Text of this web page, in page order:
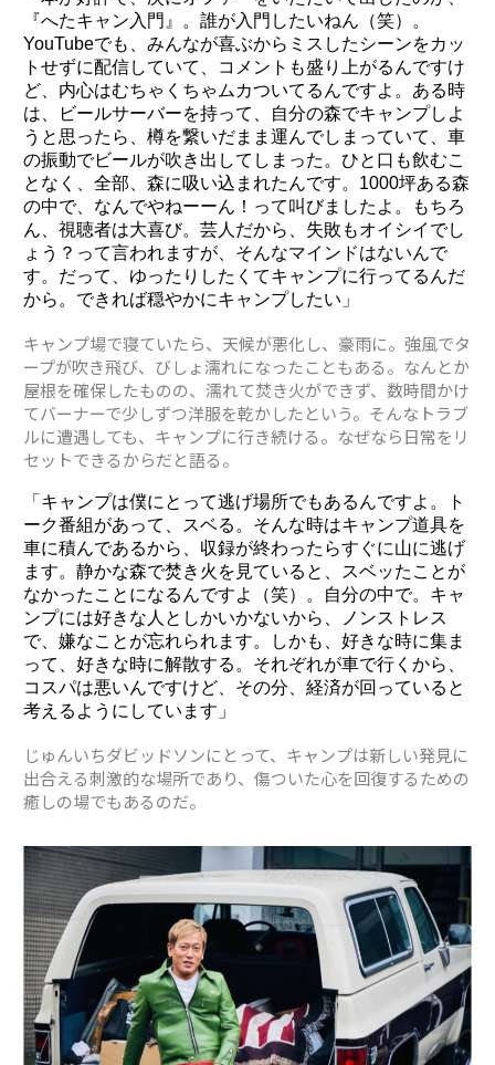
『へたキャン入門』。誰が入門したいねん（笑）。
YouTubeでも、みんなが喜ぶからミスしたシーンをカッ
トせずに配信していて、コメントも盛り上がるんですけ
ど、内心はむちゃくちゃムカついてるんですよ。ある時
は、ビールサーバーを持って、自分の森でキャンプしよ
うと思ったら、樽を繋いだまま運んでしまっていて、車
の振動でビールが吹き出してしまった。ひと口も飲むこ
となく、全部、森に吸い込まれたんです。1000坪ある森
の中で、なんでやねーーん！って叫びましたよ。もちろ
ん、視聴者は大喜び。芸人だから、失敗もオイシイでし
ょう？って言われますが、そんなマインドはないんで
す。だって、ゆったりしたくてキャンプに行ってるんだ
から。できれば穏やかにキャンプしたい」
キャンプ場で寝ていたら、天候が悪化し、豪雨に。強風でタ
ープが吹き飛び、びしょ濡れになったこともある。なんとか
屋根を確保したものの、濡れて焚き火ができず、数時間かけ
てバーナーで少しずつ洋服を乾かしたという。そんなトラブ
ルに遭遇しても、キャンプに行き続ける。なぜなら日常をリ
セットできるからだと語る。
「キャンプは僕にとって逃げ場所でもあるんですよ。ト
ーク番組があって、スベる。そんな時はキャンプ道具を
車に積んであるから、収録が終わったらすぐに山に逃げ
ます。静かな森で焚き火を見ていると、スベッたことが
なかったことになるんですよ（笑）。自分の中で。キャ
ンプには好きな人としかいかないから、ノンストレス
で、嫌なことが忘れられます。しかも、好きな時に集ま
って、好きな時に解散する。それぞれが車で行くから、
コスパは悪いんですけど、その分、経済が回っていると
考えるようにしています」
じゅんいちダビッドソンにとって、キャンプは新しい発見に
出合える刺激的な場所であり、傷ついた心を回復するための
癒しの場でもあるのだ。